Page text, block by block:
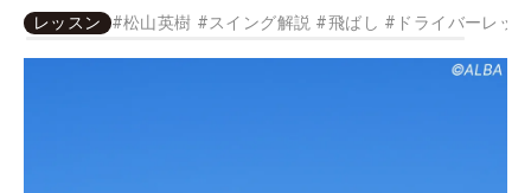
レッスン #松山英樹 #スイング解説 #飛ばし # ドライバーレッ